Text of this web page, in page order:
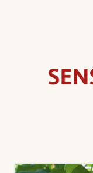
Sensation